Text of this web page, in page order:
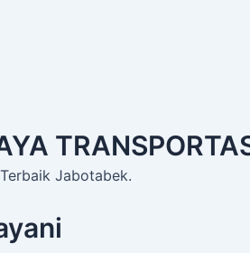
Jabotabek.